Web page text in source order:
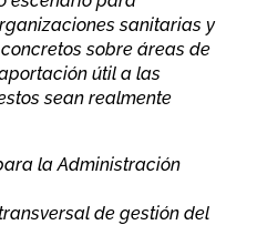
sanitarias y
sobre áreas de
útil a las
sean realmente
la Administración
de gestión del